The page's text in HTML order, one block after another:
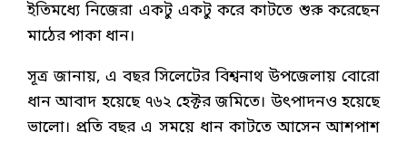
ইতিমধ্যে নিজেরা একটু একটু করে কাটতে শুরু করেছেন
মাঠের পাকা ধান।
সূত্র জানায়, এ বছর সিলেটের বিশ্বনাথ উপজেলায় বোরো
ধান আবাদ হয়েছে ৭৬২ হেক্টর জমিতে। উৎপাদনও হয়েছে
ভালো। প্রতি বছর এ সময়ে ধান কাটতে আসেন আশপাশ